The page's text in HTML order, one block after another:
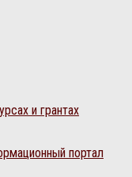
и грантах
портал